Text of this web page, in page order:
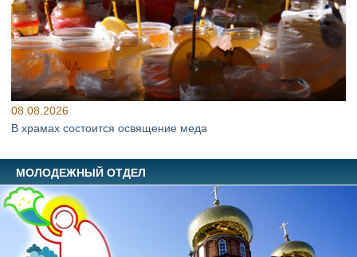
08.08.2026
В храмах состоится освящение меда
МОЛОДЕЖНЫЙ ОТДЕЛ